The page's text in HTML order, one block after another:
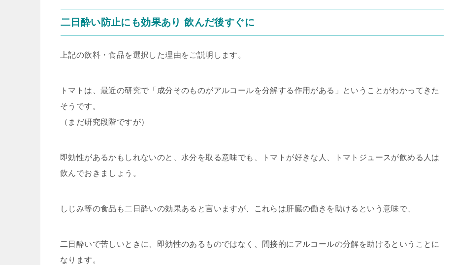
二日酔い防止にも効果あり 飲んだ後すぐに
上記の飲料・食品を選択した理由をご説明します。
トマトは、最近の研究で「成分そのものがアルコールを分解する作用がある」ということがわかってきた
そうです。
（まだ研究段階ですが）
即効性があるかもしれないのと、水分を取る意味でも、トマトが好きな人、トマトジュースが飲める人は
飲んでおきましょう。
しじみ等の食品も二日酔いの効果あると言いますが、これらは肝臓の働きを助けるという意味で、
二日酔いで苦しいときに、即効性のあるものではなく、間接的にアルコールの分解を助けるということに
なります。